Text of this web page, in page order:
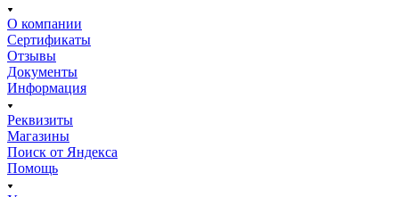
О компании
Сертификаты
Отзывы
Документы
Информация
Реквизиты
Магазины
Поиск от Яндекса
Помощь